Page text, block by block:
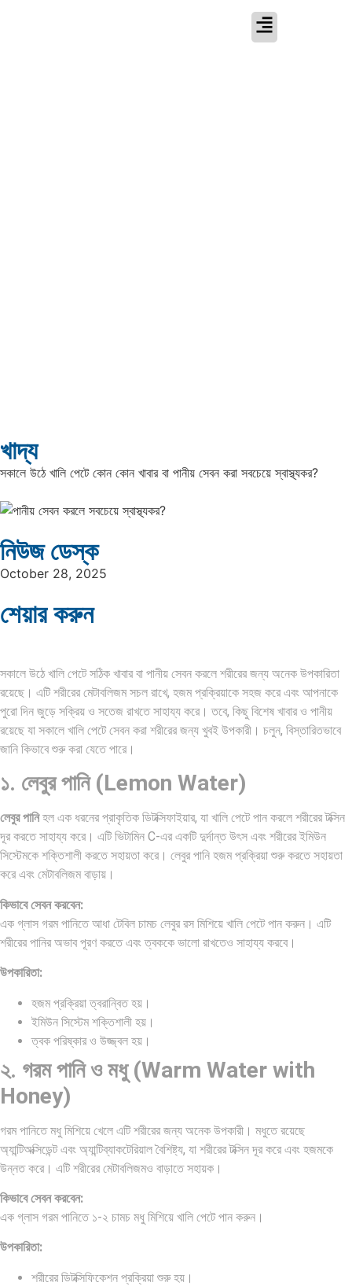
খাদ্য
সকালে উঠে খালি পেটে কোন কোন খাবার বা পানীয় সেবন করা সবচেয়ে স্বাস্থ্যকর?
নিউজ ডেস্ক
October 28, 2025
শেয়ার করুন
সকালে উঠে খালি পেটে সঠিক খাবার বা পানীয় সেবন করলে শরীরের জন্য অনেক উপকারিতা
রয়েছে। এটি শরীরের মেটাবলিজম সচল রাখে, হজম প্রক্রিয়াকে সহজ করে এবং আপনাকে
পুরো দিন জুড়ে সক্রিয় ও সতেজ রাখতে সাহায্য করে। তবে, কিছু বিশেষ খাবার ও পানীয়
রয়েছে যা সকালে খালি পেটে সেবন করা শরীরের জন্য খুবই উপকারী। চলুন, বিস্তারিতভাবে
জানি কিভাবে শুরু করা যেতে পারে।
১. লেবুর পানি (Lemon Water)
লেবুর পানিহল এক ধরনের প্রাকৃতিক ডিটক্সিফাইয়ার, যা খালি পেটে পান করলে শরীরের টক্সিন
দূর করতে সাহায্য করে। এটি ভিটামিন C-এর একটি দুর্দান্ত উৎস এবং শরীরের ইমিউন
সিস্টেমকে শক্তিশালী করতে সহায়তা করে। লেবুর পানি হজম প্রক্রিয়া শুরু করতে সহায়তা
করে এবং মেটাবলিজম বাড়ায়।
কিভাবে সেবন করবেন:
এক গ্লাস গরম পানিতে আধা টেবিল চামচ লেবুর রস মিশিয়ে খালি পেটে পান করুন। এটি
শরীরের পানির অভাব পূরণ করতে এবং ত্বককে ভালো রাখতেও সাহায্য করবে।
উপকারিতা:
হজম প্রক্রিয়া ত্বরান্বিত হয়।
ইমিউন সিস্টেম শক্তিশালী হয়।
ত্বক পরিষ্কার ও উজ্জ্বল হয়।
২. গরম পানি ও মধু (Warm Water with
Honey)
গরম পানিতে মধু মিশিয়ে খেলে এটি শরীরের জন্য অনেক উপকারী। মধুতে রয়েছে
অ্যান্টিঅক্সিডেন্ট এবং অ্যান্টিব্যাকটেরিয়াল বৈশিষ্ট্য, যা শরীরের টক্সিন দূর করে এবং হজমকে
উন্নত করে। এটি শরীরের মেটাবলিজমও বাড়াতে সহায়ক।
কিভাবে সেবন করবেন:
এক গ্লাস গরম পানিতে ১-২ চামচ মধু মিশিয়ে খালি পেটে পান করুন।
উপকারিতা:
শরীরের ডিটক্সিফিকেশন প্রক্রিয়া শুরু হয়।